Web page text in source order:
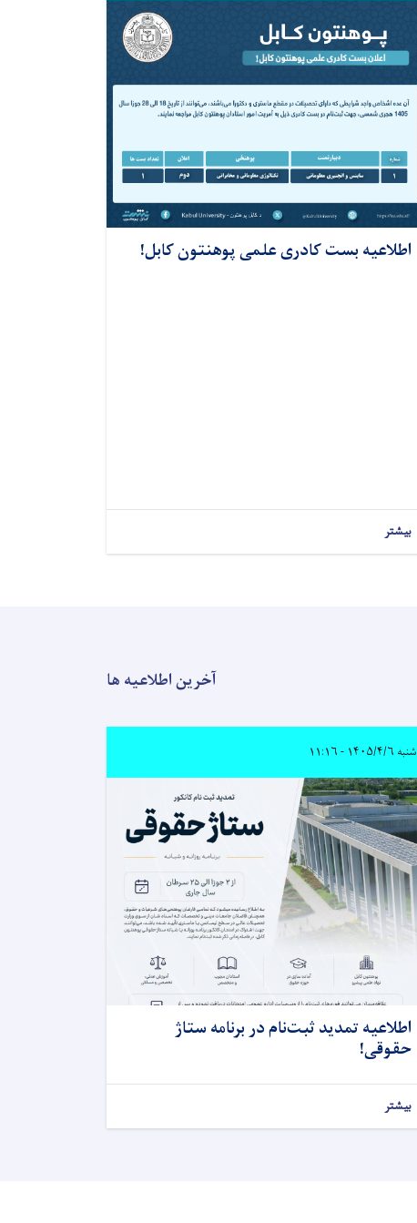
اطلاعیه بست کادری علمی پوهنتون کابل!
بیشتر
آخرین اطلاعیه ها
شنبه ۱۴۰۵/۴/۶ - ۱۱:۱۶
اطلاعیه تمدید ثبت‌نام در برنامه ستاژ
حقوقى!
بیشتر